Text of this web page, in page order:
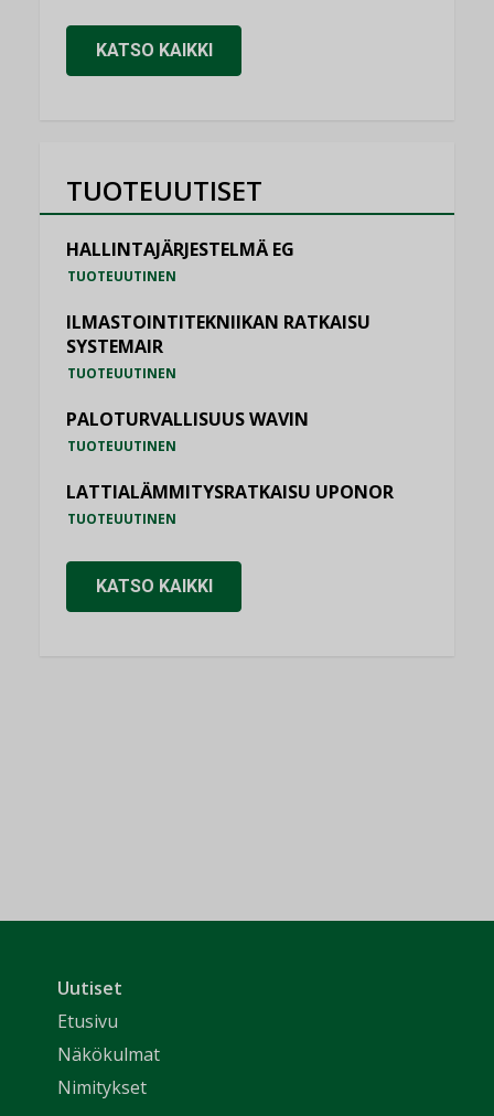
KATSO KAIKKI
TUOTEUUTISET
HALLINTAJÄRJESTELMÄ EG
TUOTEUUTINEN
ILMASTOINTITEKNIIKAN RATKAISU
SYSTEMAIR
TUOTEUUTINEN
PALOTURVALLISUUS WAVIN
TUOTEUUTINEN
LATTIALÄMMITYSRATKAISU UPONOR
TUOTEUUTINEN
KATSO KAIKKI
Uutiset
Etusivu
Näkökulmat
Nimitykset